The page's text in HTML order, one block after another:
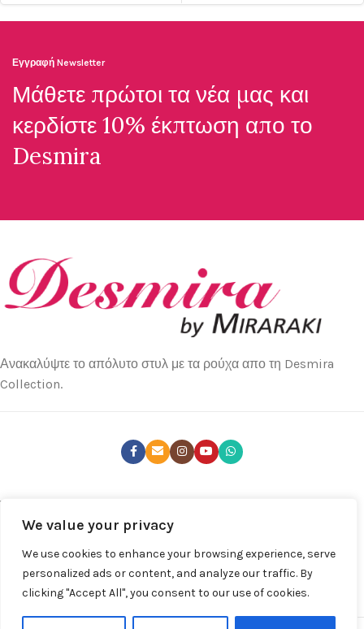
We value your privacy
We use cookies to enhance your browsing experience, serve
personalized ads or content, and analyze our traffic. By
clicking "Accept All", you consent to our use of cookies.
Εγγραφή Newsletter
Μάθετε πρώτοι τα νέα μας και
κερδίστε 10% έκπτωση απο το
Desmira
Ανακαλύψτε το απόλυτο στυλ με τα ρούχα απο τη Desmira
Collection.
ΤΕΛΕΥΤΑΊΑ ΝΈΑ
ΧΡΉΣΙΜΑ LINKS